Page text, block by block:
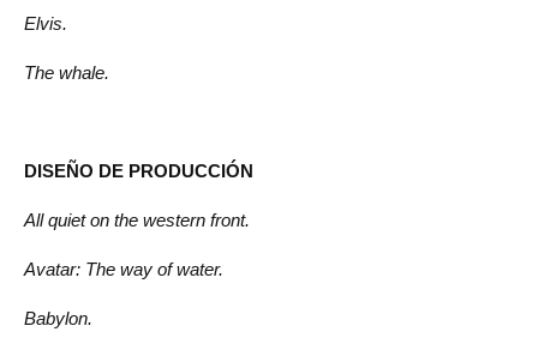
Elvis.
The whale.
DISEÑO DE PRODUCCIÓN
All quiet on the western front.
Avatar: The way of water.
Babylon.